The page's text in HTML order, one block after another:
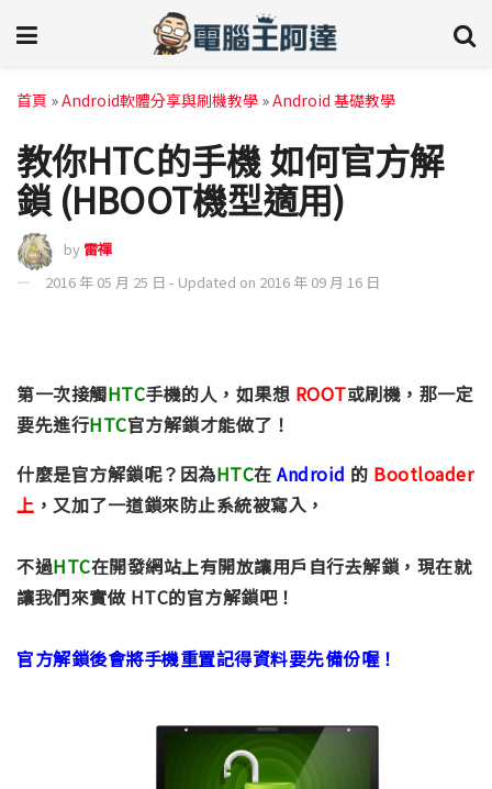
首頁 »Android軟體分享與刷機教學 »Android 基礎教學
教你HTC的手機 如何官方解
鎖 (HBOOT機型適用)
by 雷禪
2016 年 05 月 25 日 - Updated on 2016 年 09 月 16 日
第一次接觸HTC手機的人，如果想 ROOT或刷機，那一定
要先進行HTC官方解鎖才能做了！
什麼是官方解鎖呢？因為HTC在 Android 的 Bootloader
上 ，又加了一道鎖來防止系統被寫入，
不過HTC在開發網站上有開放讓用戶自行去解鎖，現在就
讓我們來實做 HTC的官方解鎖吧！
官方解鎖後會將手機重置記得資料要先備份喔！